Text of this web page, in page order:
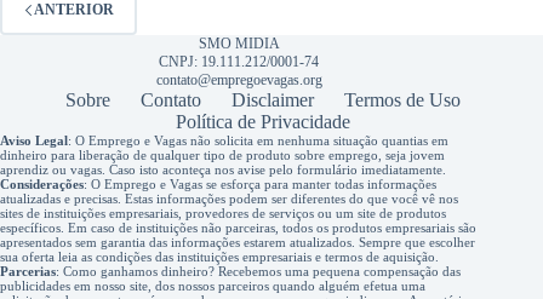
ANTERIOR
SMO MIDIA
CNPJ: 19.111.212/0001-74
contato@empregoevagas.org
Sobre Contato Disclaimer
Termos de Uso
Política de Privacidade
Aviso Legal: O Emprego e Vagas não solicita em nenhuma situação quantias em
dinheiro para liberação de qualquer tipo de produto sobre emprego, seja jovem
aprendiz ou vagas. Caso isto aconteça nos avise pelo formulário imediatamente.
Considerações: O Emprego e Vagas se esforça para manter todas informações
atualizadas e precisas. Estas informações podem ser diferentes do que você vê nos
sites de instituições empresariais, provedores de serviços ou um site de produtos
específicos. Em caso de instituições não parceiras, todos os produtos empresariais são
apresentados sem garantia das informações estarem atualizados. Sempre que escolher
sua oferta leia as condições das instituições empresariais e termos de aquisição.
Parcerias: Como ganhamos dinheiro? Recebemos uma pequena compensação das
publicidades em nosso site, dos nossos parceiros quando alguém efetua uma